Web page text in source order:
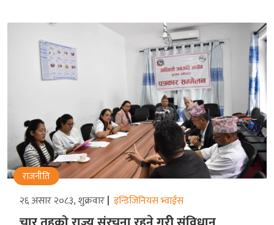
राजनीति
२६ असार २०८३, शुक्रवार इन्डिजिनियस भ्वाईस